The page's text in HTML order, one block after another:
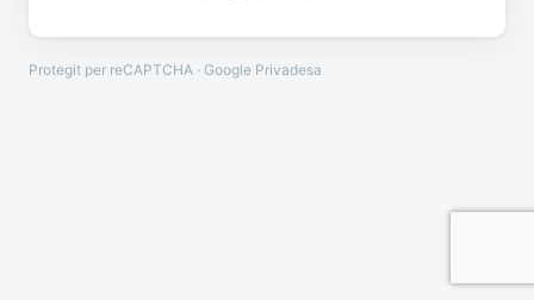
Protegit per reCAPTCHA · Google Privadesa